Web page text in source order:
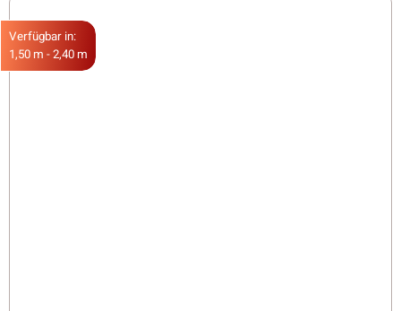
Verfügbar in:
1,50 m - 2,40 m